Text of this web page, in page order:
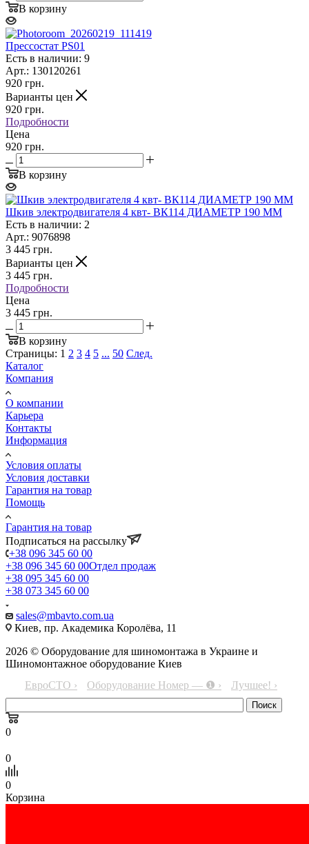
В корзину
Прессостат PS01
Есть в наличии: 9
Арт.: 130120261
920 грн.
Варианты цен
920 грн.
Подробности
Цена
920 грн.
В корзину
Шкив электродвигателя 4 квт- ВК114 ДИАМЕТР 190 ММ
Есть в наличии: 2
Арт.: 9076898
3 445 грн.
Варианты цен
3 445 грн.
Подробности
Цена
3 445 грн.
В корзину
Страницы: 1 2 3 4 5 ... 50 След.
Каталог
Компания
О компании
Карьера
Контакты
Информация
Условия оплаты
Условия доставки
Гарантия на товар
Помощь
Гарантия на товар
Подписаться на рассылку
+38 096 345 60 00
+38 096 345 60 00Отдел продаж
+38 095 345 60 00
+38 073 345 60 00
sales@mbavto.com.ua
Киев, пр. Академика Королёва, 11
2026 © Оборудование для шиномонтажа в Украине и
Шиномонтажное оборудование Киев
ЕвроСТО ›
Оборудование Номер — ❶ › Лучшее! ›
0
0
0
Корзина